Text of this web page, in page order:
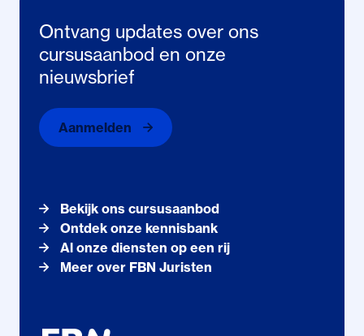
Ontvang updates over ons
cursusaanbod en onze
nieuwsbrief
Aanmelden
Bekijk ons cursusaanbod
Ontdek onze kennisbank
Al onze diensten op een rij
Meer over FBN Juristen